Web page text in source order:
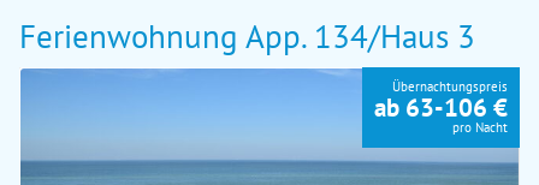
Ferienwohnung App. 134/Haus 3
Übernachtungspreis
ab 63-106 €
pro Nacht